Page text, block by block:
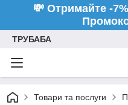
💸 Отримайте -
ТРУБАБА
Товари та послуги